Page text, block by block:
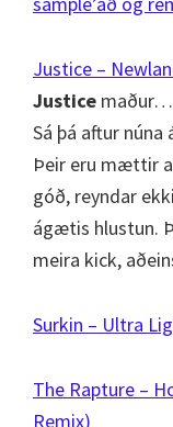
Justice –
Justice maður…
Sá þá aftur
Þeir eru mættir
góð, reyndar
ágætis hlustun.
meira kick,
Surkin – Ultra
The Rapture –
Remix)